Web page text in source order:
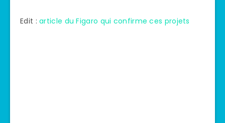
Edit :article du Figaro qui confirme ces projets